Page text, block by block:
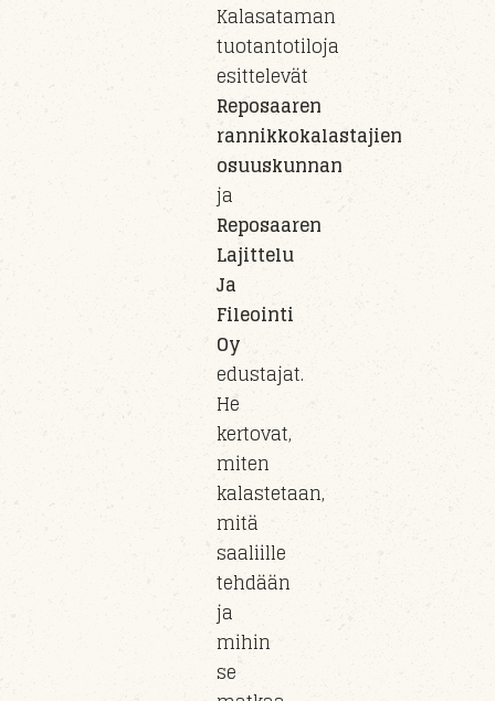
Kalasataman
tuotantotiloja
esittelevät
Reposaaren
rannikkokalastajien
osuuskunnan
ja
Reposaaren
Lajittelu
Ja
Fileointi
Oy
edustajat.
He
kertovat,
miten
kalastetaan,
mitä
saaliille
tehdään
ja
mihin
se